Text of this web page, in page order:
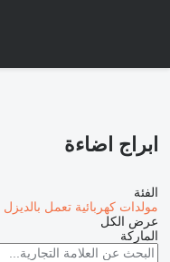
ابراج اضاءة
الفئة
مولدات كهربائية تعمل بالديزل
عرض الكل
الماركة